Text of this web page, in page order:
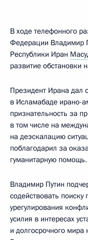
В ходе телефонного
Федерации Владимир
Республики Иран
развитие обстановки
Президент Ирана дал
в Исламабаде ирано-
признательность за
в том числе на
на деэскалацию
поблагодарил за
гуманитарную помощь.
Владимир Путин
содействовать
урегулирования
усилия в интересах
и долгосрочного